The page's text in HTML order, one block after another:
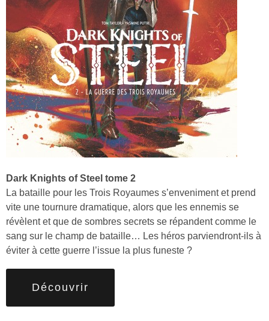
Dark Knights of Steel tome 2
La bataille pour les Trois Royaumes s’enveniment et prend
vite une tournure dramatique, alors que les ennemis se
révèlent et que de sombres secrets se répandent comme le
sang sur le champ de bataille… Les héros parviendront-ils à
éviter à cette guerre l’issue la plus funeste ?
Découvrir